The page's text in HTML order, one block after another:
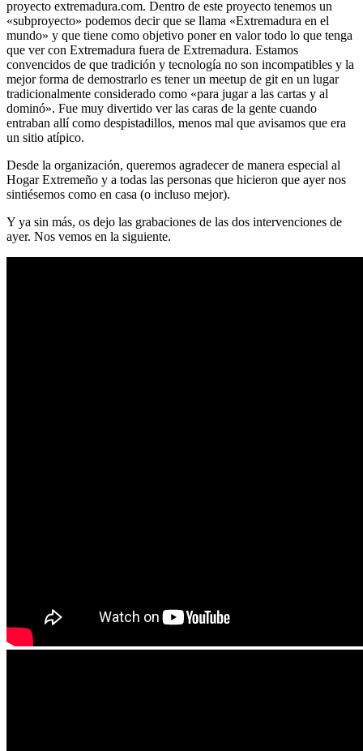
proyecto extremadura.com. Dentro de este proyecto tenemos un
«subproyecto» podemos decir que se llama «Extremadura en el
mundo» y que tiene como objetivo poner en valor todo lo que tenga
que ver con Extremadura fuera de Extremadura. Estamos
convencidos de que tradición y tecnología no son incompatibles y la
mejor forma de demostrarlo es tener un meetup de git en un lugar
tradicionalmente considerado como «para jugar a las cartas y al
dominó». Fue muy divertido ver las caras de la gente cuando
entraban allí como despistadillos, menos mal que avisamos que era
un sitio atípico.
Desde la organización, queremos agradecer de manera especial al
Hogar Extremeño y a todas las personas que hicieron que ayer nos
sintiésemos como en casa (o incluso mejor).
Y ya sin más, os dejo las grabaciones de las dos intervenciones de
ayer. Nos vemos en la siguiente.